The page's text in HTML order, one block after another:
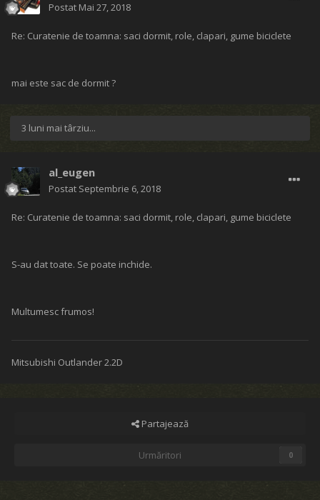
Postat Mai 27, 2018
Re: Curatenie de toamna: saci dormit, role, clapari, gume biciclete
mai este sac de dormit ?
3 luni mai târziu...
al_eugen
Postat Septembrie 6, 2018
Re: Curatenie de toamna: saci dormit, role, clapari, gume biciclete
S-au dat toate. Se poate inchide.
Multumesc frumos!
Mitsubishi Outlander 2.2D
Partajează
Urmăritori 0